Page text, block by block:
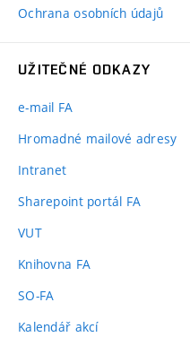
Ochrana osobních údajů
UŽITEČNÉ ODKAZY
e-mail FA
Hromadné mailové adresy
Intranet
Sharepoint portál FA
VUT(externí
Knihovna FA
SO-FA
Kalendář akcí